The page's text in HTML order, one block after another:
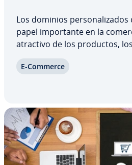
Los dominios pe­r­so­na­li­za­dos
papel im­po­r­ta­n­te en la
atractivo de los productos,
dominio tiene valor, la
E-Commerce